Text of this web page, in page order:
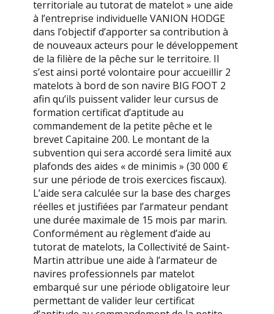
territoriale au tutorat de matelot » une aide
à l’entreprise individuelle VANION HODGE
dans l’objectif d’apporter sa contribution à
de nouveaux acteurs pour le développement
de la filière de la pêche sur le territoire. Il
s’est ainsi porté volontaire pour accueillir 2
matelots à bord de son navire BIG FOOT 2
afin qu’ils puissent valider leur cursus de
formation certificat d’aptitude au
commandement de la petite pêche et le
brevet Capitaine 200. Le montant de la
subvention qui sera accordé sera limité aux
plafonds des aides « de minimis » (30 000 €
sur une période de trois exercices fiscaux).
L’aide sera calculée sur la base des charges
réelles et justifiées par l’armateur pendant
une durée maximale de 15 mois par marin.
Conformément au règlement d’aide au
tutorat de matelots, la Collectivité de Saint-
Martin attribue une aide à l’armateur de
navires professionnels par matelot
embarqué sur une période obligatoire leur
permettant de valider leur certificat